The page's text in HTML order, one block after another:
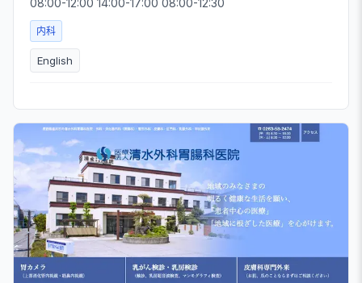
08:00-12:00 14:00-17:00 08:00-12:30
内科
English